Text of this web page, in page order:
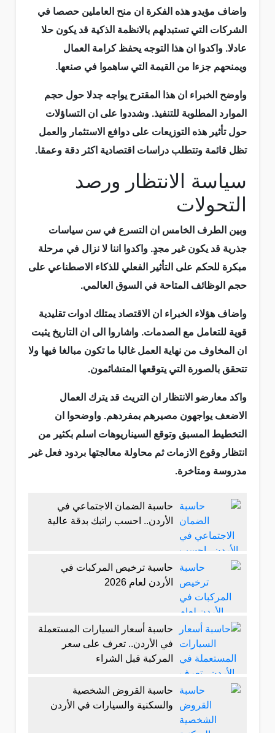
واضاف مؤيدو هذه الفكرة ان منح العاملين حصصا في
الشركات التي تستبدلهم بالانظمة الذكية قد يكون حلا
عادلا. واكدوا ان هذا التوجه يحفظ كرامة العمال
ويمنحهم جزءا من القيمة التي ساهموا في صنعها.
واوضح الخبراء ان هذا المقترح يواجه جدلا حول حجم
الموارد المطلوبة للتنفيذ. وشددوا على ان التساؤلات
حول تأثير هذه التوزيعات على دوافع الاستثمار والعمل
تظل قائمة وتتطلب دراسات اقتصادية اكثر دقة وعمقا.
سياسة الانتظار ورصد
التحولات
وبين الطرف الخامس ان التسرع في سن سياسات
جذرية قد يكون غير مجدٍ. واكدوا اننا لا نزال في مرحلة
مبكرة للحكم على التأثير الفعلي للذكاء الاصطناعي على
حجم الوظائف المتاحة في السوق العالمي.
واضاف هؤلاء الخبراء ان الاقتصاد يمتلك ادوات تقليدية
قوية للتعامل مع الصدمات. واشاروا الى ان التاريخ يثبت
ان المخاوف من نهاية العمل غالبا ما تكون مبالغا فيها ولا
تتحقق بالصورة التي يتوقعها المتشائمون.
واكد معارضو الانتظار ان التريث قد يترك العمال
الاضعف يواجهون مصيرهم بمفردهم. واوضحوا ان
التخطيط المسبق وتوقع السيناريوهات اسلم بكثير من
انتظار وقوع الازمات ثم محاولة معالجتها بردود فعل غير
مدروسة ومتاخرة.
حاسبة الضمان الاجتماعي في
الأردن.. احسب راتبك بدقة عالية
حاسبة ترخيص المركبات في
الأردن لعام 2026
حاسبة أسعار السيارات المستعملة
في الأردن.. تعرف على سعر
المركبة قبل الشراء
حاسبة القروض الشخصية
والسكنية والسيارات في الأردن